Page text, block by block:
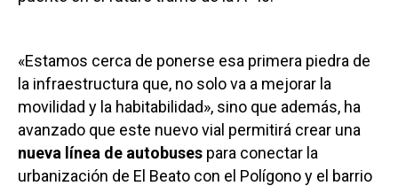
«Estamos cerca de ponerse esa primera piedra de
la infraestructura que, no solo va a mejorar la
movilidad y la habitabilidad», sino que además, ha
avanzado que este nuevo vial permitirá crear una
nueva línea de autobuses para conectar la
urbanización de El Beato con el Polígono y el barrio